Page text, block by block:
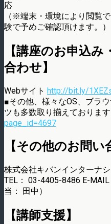
応
（※端末・環境により閲覧
験で予めご確認頂けます。）
【講座のお申込
合わせ】
Webサイト http://bit.ly/
■その他、様々なOS、ブラ
ツも多数取り揃えておりま
page_id=4697
【その他のお問い
株式会社キバンインターナ
TEL： 03-4405-8486 E-
当： 田中）
【講師支援】